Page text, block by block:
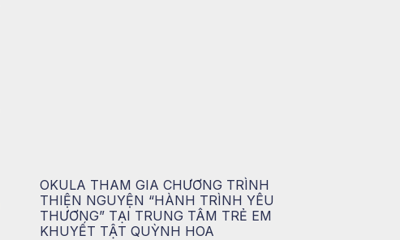
OKULA THAM GIA CHƯƠNG TRÌNH
THIỆN NGUYỆN “HÀNH TRÌNH YÊU
THƯƠNG” TẠI TRUNG TÂM TRẺ EM
KHUYẾT TẬT QUỲNH HOA